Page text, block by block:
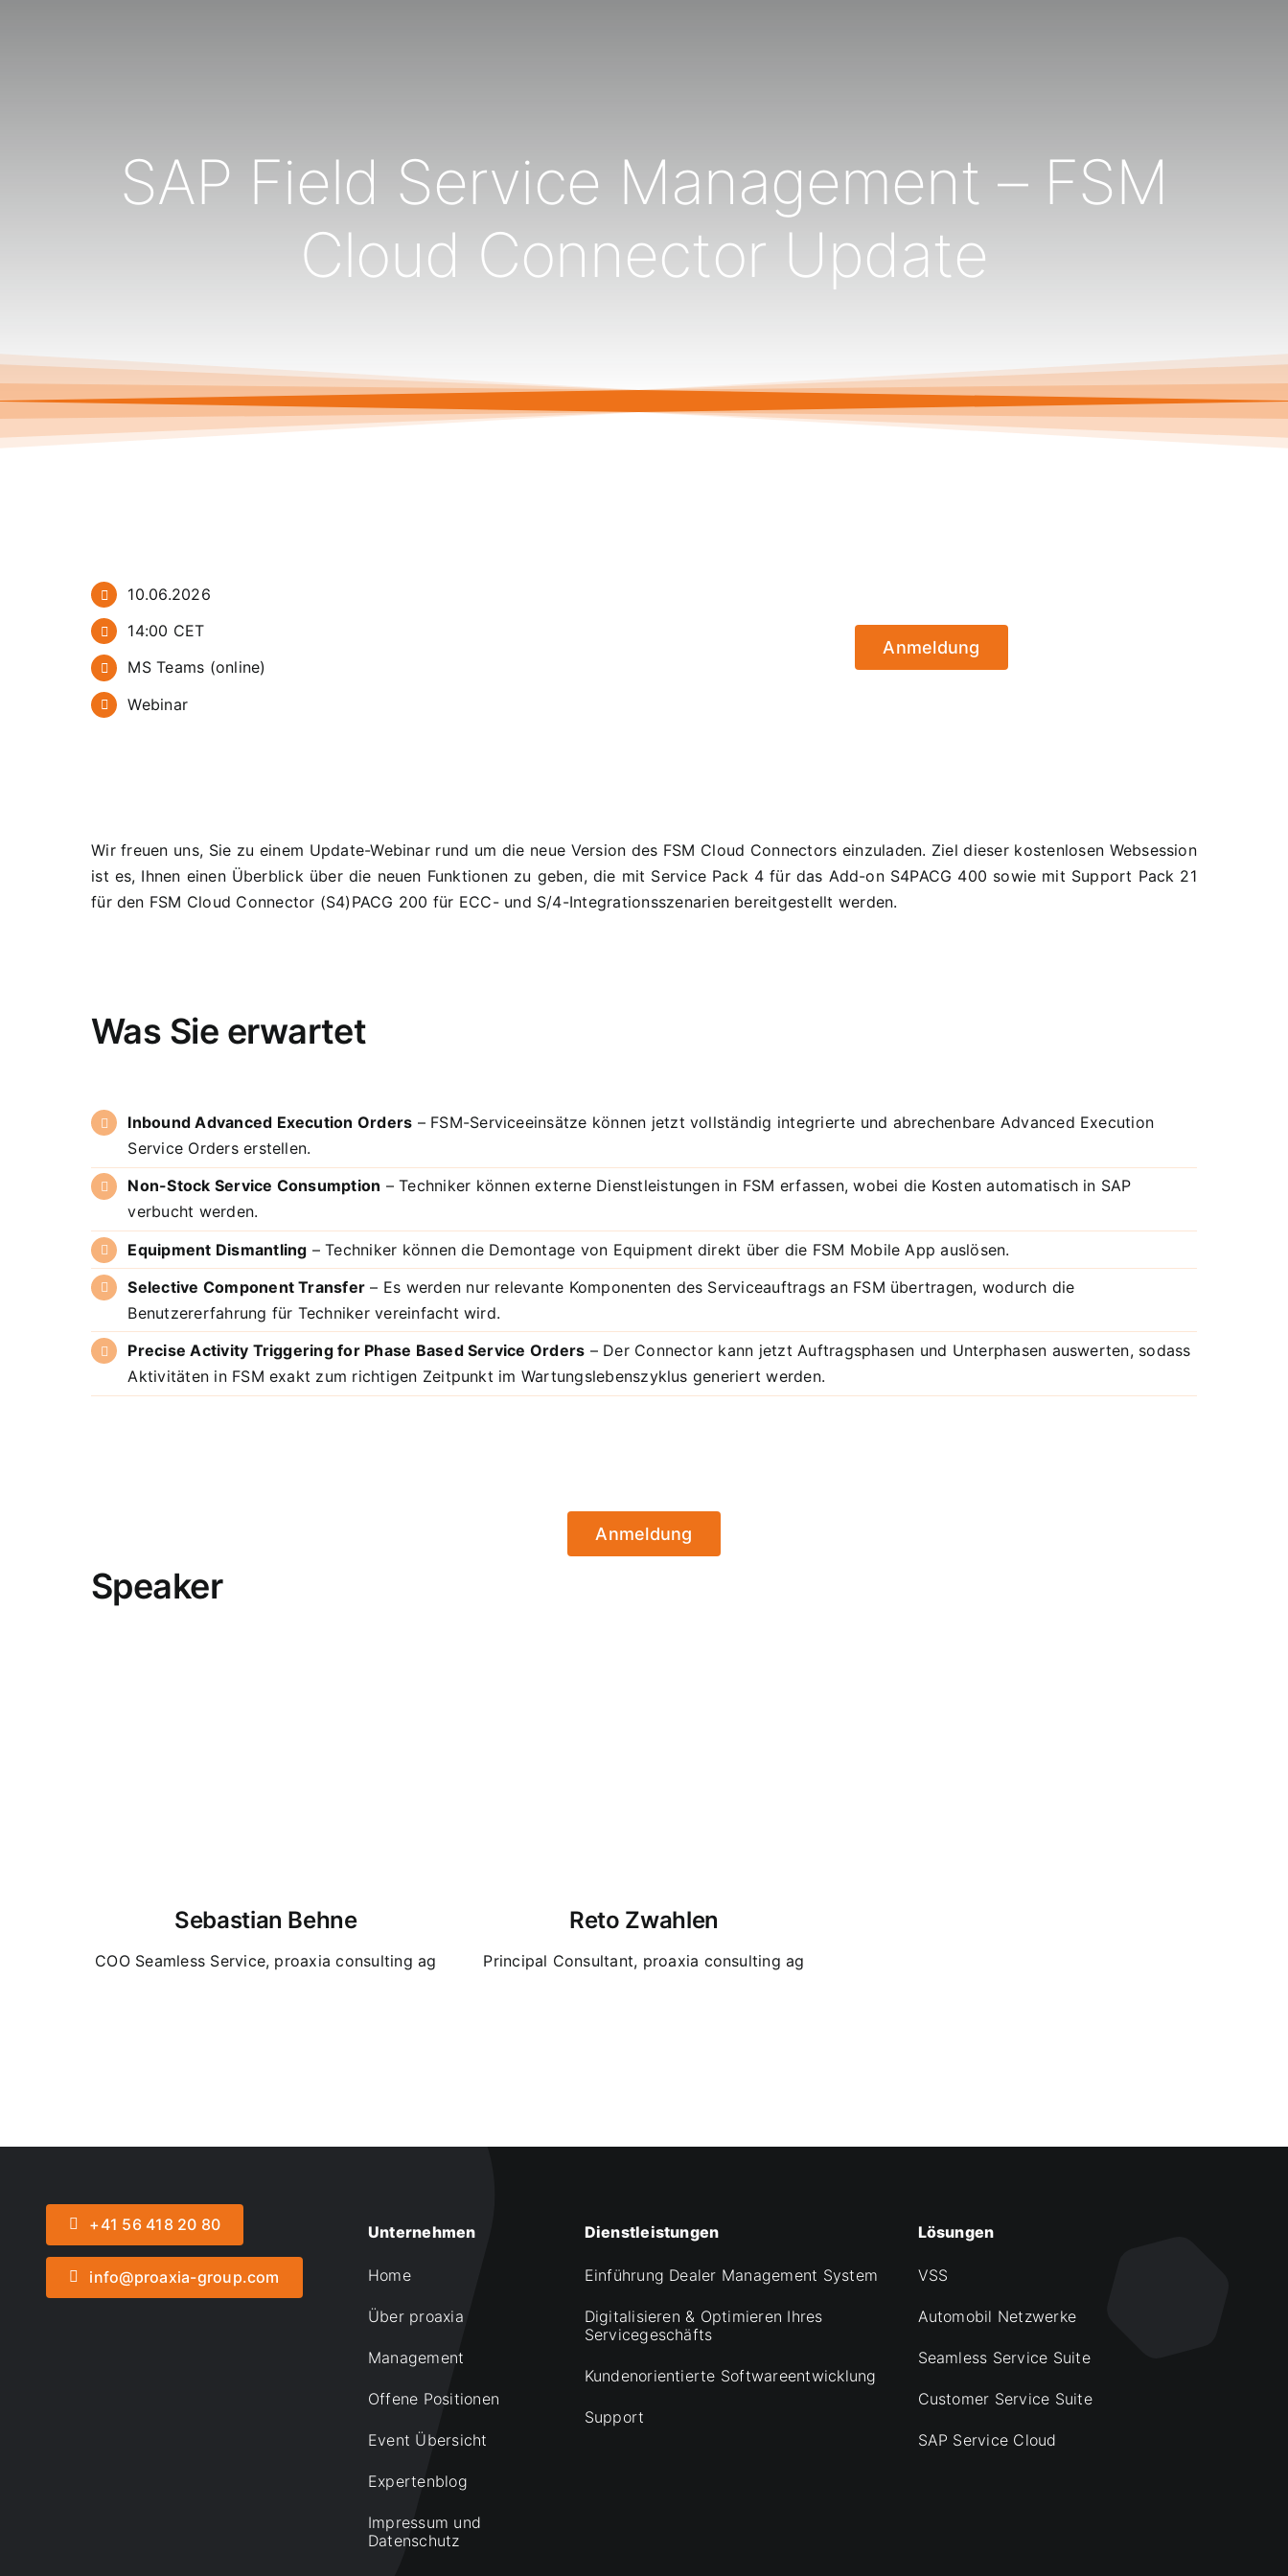
SAP Field Service Management – FSM
Cloud Connector Update
10.06.2026
14:00 CET
MS Teams (online)
Webinar
Anmeldung
Wir freuen uns, Sie zu einem Update-Webinar rund um die neue Version des FSM Cloud Connectors einzuladen. Ziel dieser kostenlosen Websession
ist es, Ihnen einen Überblick über die neuen Funktionen zu geben, die mit Service Pack 4 für das Add-on S4PACG 400 sowie mit Support Pack 21
für den FSM Cloud Connector (S4)PACG 200 für ECC- und S/4-Integrationsszenarien bereitgestellt werden.
Was Sie erwartet
Inbound Advanced Execution Orders – FSM-Serviceeinsätze können jetzt vollständig integrierte und abrechenbare Advanced Execution
Service Orders erstellen.
Non-Stock Service Consumption – Techniker können externe Dienstleistungen in FSM erfassen, wobei die Kosten automatisch in SAP
verbucht werden.
Equipment Dismantling – Techniker können die Demontage von Equipment direkt über die FSM Mobile App auslösen.
Selective Component Transfer – Es werden nur relevante Komponenten des Serviceauftrags an FSM übertragen, wodurch die
Benutzererfahrung für Techniker vereinfacht wird.
Precise Activity Triggering for Phase Based Service Orders – Der Connector kann jetzt Auftragsphasen und Unterphasen auswerten, sodass
Aktivitäten in FSM exakt zum richtigen Zeitpunkt im Wartungslebenszyklus generiert werden.
Anmeldung
Speaker
Sebastian Behne
COO Seamless Service, proaxia consulting ag
Reto Zwahlen
Principal Consultant, proaxia consulting ag
+41 56 418 20 80
info@proaxia-group.com
Unternehmen
Home
Über proaxia
Management
Offene Positionen
Event Übersicht
Expertenblog
Impressum und
Datenschutz
Dienstleistungen
Einführung Dealer Management System
Digitalisieren & Optimieren Ihres
Servicegeschäfts
Kundenorientierte Softwareentwicklung
Support
Lösungen
VSS
Automobil Netzwerke
Seamless Service Suite
Customer Service Suite
SAP Service Cloud